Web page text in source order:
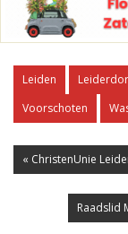
Leiden
Voorschoten
« ChristenUnie
Raadslid